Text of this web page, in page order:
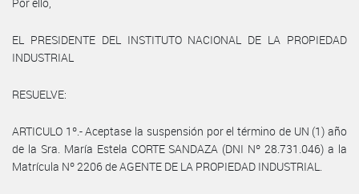
EL PRESIDENTE DEL INSTITUTO NACIONAL DE LA PROPIEDAD
INDUSTRIAL
RESUELVE:
ARTICULO 1º.- Aceptase la suspensión por el término de UN (1) año
de la Sra. María Estela CORTE SANDAZA (DNI Nº 28.731.046) a la
Matrícula Nº 2206 de AGENTE DE LA PROPIEDAD INDUSTRIAL.